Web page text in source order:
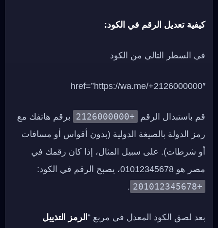
كيفية تعديل الرقم في الكود:
في السطر التالي من الكود
href=”https://wa.me/+2126000000″
قم باستبدال الرقم +2126000000
برقم هاتفك مع
رمز الدولة بالصيغة الدولية (بدون أقواس أو مسافات
أو شرطات). على سبيل المثال، إذا كان رقمك في
مصر هو 01012345678، يصبح الرقم في الكود:
+201012345678
.
بعد لصق الكود المعدل في مربع “ الرمز التذييل